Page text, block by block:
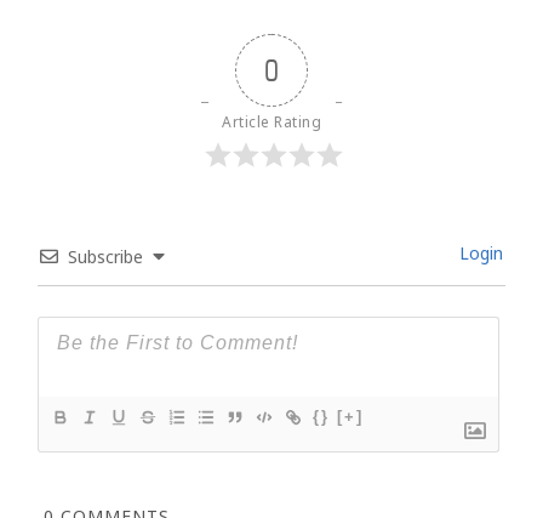
0
Article Rating
Subscribe Login
{} [+]